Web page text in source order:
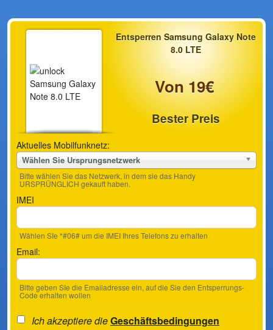
Entsperren Samsung Galaxy Note
8.0 LTE
Von 19€
Bester Preis
Aktuelles Mobilfunknetz:
Wählen Sie Ursprungsnetzwerk
Bitte wählen Sie das Netzwerk, in dem sie das Handy
URSPRÜNGLICH gekauft haben.
IMEI
Wählen SIe *#06# um die IMEI Ihres Telefons zu erhalten
Email:
Bitte geben SIe die Emailadresse ein, auf die Sie den Entsperrungs-
Code erhalten wollen
Ich akzeptiere dieGeschäftsbedingungen